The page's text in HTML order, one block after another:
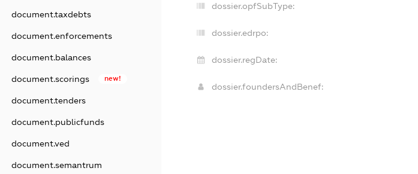
document.taxdebts
document.enforcements
document.balances
document.scorings new!
document.tenders
document.publicfunds
document.ved
document.semantrum
dossier.opfSubType:
dossier.edrpo:
dossier.regDate:
dossier.foundersAndBenef: